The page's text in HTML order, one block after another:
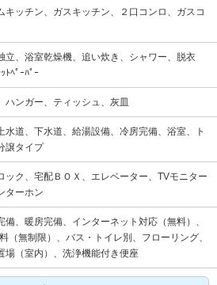
キッチン、ガスキッチン、２口コンロ、ガスコ
立、浴室乾燥機、追い炊き、シャワー、脱衣
ﾄﾍﾟｰﾊﾟｰ
ハンガー、ティッシュ、灰皿
水道、下水道、給湯設備、冷房完備、浴室、ト
譲タイプ
ック、宅配ＢＯＸ、エレベーター、TVモニター
ターホン
備、暖房完備、インターネット対応（無料）、
（無制限）、バス・トイレ別、フローリング、
場（室内）、洗浄機能付き便座